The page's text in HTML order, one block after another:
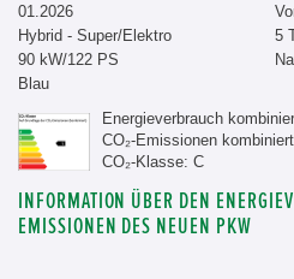
01.2026
Hybrid - Super/Elektro
90 kW/122 PS
Blau
5
Energieverbrauch
CO₂-Emissionen
CO₂-Klasse: C
INFORMATION ÜBER DEN
EMISSIONEN DES NEUEN PKW